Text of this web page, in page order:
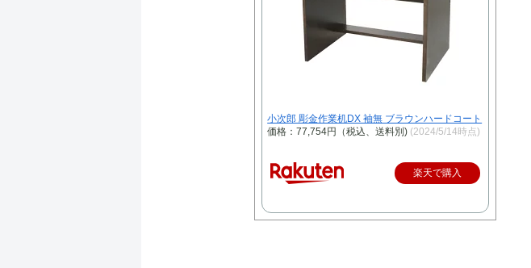
小次郎 彫金作業机DX 袖無 ブラウンハードコート
価格：77,754円（税込、送料別) (2024/5/14時点)
楽天で購入